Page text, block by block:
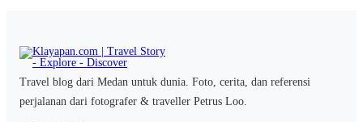
Travel blog dari Medan untuk dunia. Foto, cerita, dan referensi
perjalanan dari fotografer & traveller Petrus Loo.